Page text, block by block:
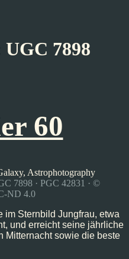
UGC 7898
60
7898 · PGC 42831 · ©
ND 4.0
im Sternbild Jungfrau, etwa
und erreicht seine jährliche
Mitternacht sowie die beste